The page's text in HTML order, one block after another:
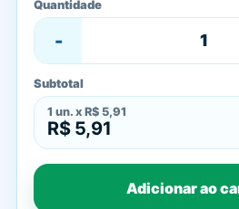
Quantidade
-
Subtotal
1 un. x R$ 5,91
R$ 5,91
Adicionar ao